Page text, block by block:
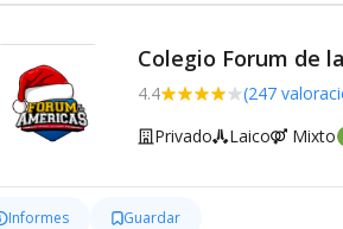
Colegio Forum de
4.4 (247
Privado Laico Mixto
Informes Guardar